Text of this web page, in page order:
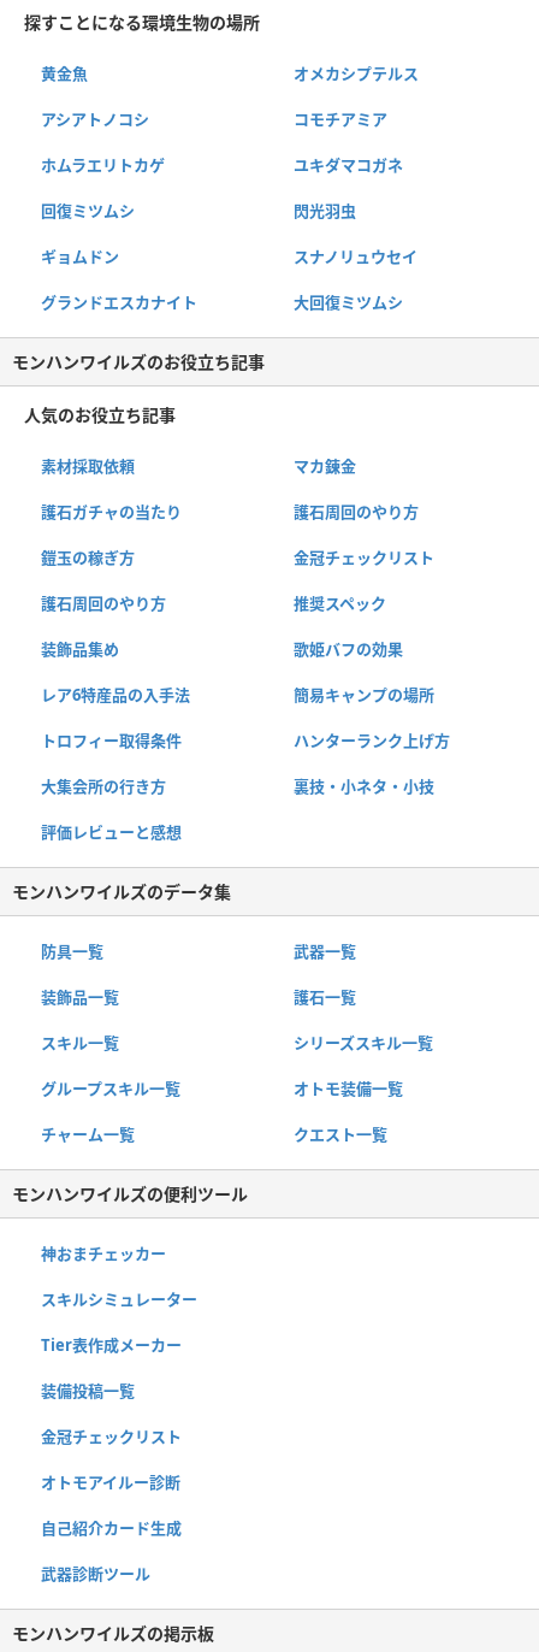
探すことになる環境生物の場所
黄金魚 オメカシプテルス
アシアトノコシ コモチアミア
ホムラエリトカゲ ユキダマコガネ
回復ミツムシ 閃光羽虫
ギョムドン スナノリュウセイ
グランドエスカナイト 大回復ミツムシ
モンハンワイルズのお役立ち記事
人気のお役立ち記事
素材採取依頼 マカ錬金
護石ガチャの当たり 護石周回のやり方
鎧玉の稼ぎ方 金冠チェックリスト
護石周回のやり方 推奨スペック
装飾品集め 歌姫バフの効果
レア6特産品の入手法 簡易キャンプの場所
トロフィー取得条件 ハンターランク上げ方
大集会所の行き方 裏技・小ネタ・小技
評価レビューと感想
モンハンワイルズのデータ集
防具一覧 武器一覧
装飾品一覧 護石一覧
スキル一覧 シリーズスキル一覧
グループスキル一覧 オトモ装備一覧
チャーム一覧 クエスト一覧
モンハンワイルズの便利ツール
神おまチェッカー
スキルシミュレーター
Tier表作成メーカー
装備投稿一覧
金冠チェックリスト
オトモアイルー診断
自己紹介カード生成
武器診断ツール
モンハンワイルズの掲示板